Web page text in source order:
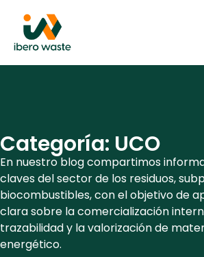
Categoría: UCO
En nuestro blog compartimos
claves del sector de los residuos,
biocombustibles, con el objetivo de
clara sobre la comercialización
trazabilidad y la valorización de
energético.